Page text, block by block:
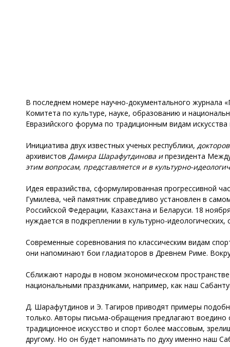
В последнем номере научно-документального журнала
Комитета по культуре, науке, образованию и
Евразийского форума по традиционным видам искусства
Инициатива двух известных ученых республики,
архивистов Дамира Шарафутдинова ипрезидента
этим вопросам, представляется и в культурно-
Идея евразийства, сформулированная прогрессивной
Гумилева, чей памятник справедливо установлен в
Российской Федерации, Казахстана и Беларуси. 18
нуждается в подкреплении в культурно-идеологических,
Современные соревнования по классическим видам
они напоминают бои гладиаторов в Древнем Риме.
Сближают народы в новом экономическом
национальными праздниками, например, как наш
Д. Шарафутдинов и Э. Тагиров приводят примеры
только. Авторы письма-обращения предлагают воедино
традиционное искусство и спорт более массовым,
другому. Но он будет напоминать по духу именно наш